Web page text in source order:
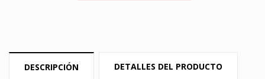
DESCRIPCIÓN DETALLES DEL PRODUCTO